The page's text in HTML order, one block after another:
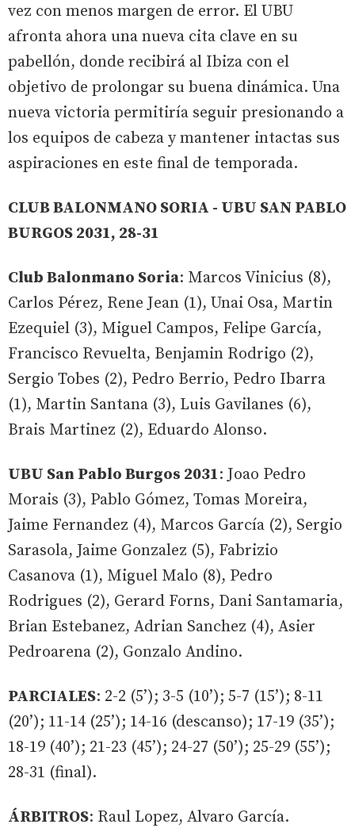
vez con menos margen de error. El UBU
afronta ahora una nueva cita clave en su
pabellón, donde recibirá al Ibiza con el
objetivo de prolongar su buena dinámica. Una
nueva victoria permitiría seguir presionando a
los equipos de cabeza y mantener intactas sus
aspiraciones en este final de temporada.
CLUB BALONMANO SORIA - UBU SAN PABLO
BURGOS 2031, 28-31
Club Balonmano Soria: Marcos Vinicius (8),
Carlos Pérez, Rene Jean (1), Unai Osa, Martin
Ezequiel (3), Miguel Campos, Felipe García,
Francisco Revuelta, Benjamin Rodrigo (2),
Sergio Tobes (2), Pedro Berrio, Pedro Ibarra
(1), Martin Santana (3), Luis Gavilanes (6),
Brais Martinez (2), Eduardo Alonso.
UBU San Pablo Burgos 2031: Joao Pedro
Morais (3), Pablo Gómez, Tomas Moreira,
Jaime Fernandez (4), Marcos García (2), Sergio
Sarasola, Jaime Gonzalez (5), Fabrizio
Casanova (1), Miguel Malo (8), Pedro
Rodrigues (2), Gerard Forns, Dani Santamaria,
Brian Estebanez, Adrian Sanchez (4), Asier
Pedroarena (2), Gonzalo Andino.
PARCIALES: 2-2 (5’); 3-5 (10’); 5-7 (15’); 8-11
(20’); 11-14 (25’); 14-16 (descanso); 17-19 (35’);
18-19 (40’); 21-23 (45’); 24-27 (50’); 25-29 (55’);
28-31 (final).
ÁRBITROS: Raul Lopez, Alvaro García.